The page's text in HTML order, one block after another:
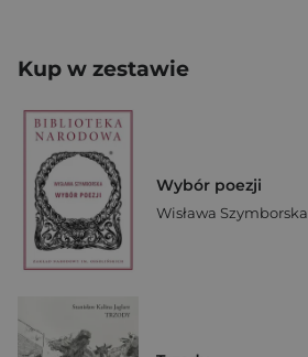
Kup w zestawie
Wybór poezji
Wisława Szymborska